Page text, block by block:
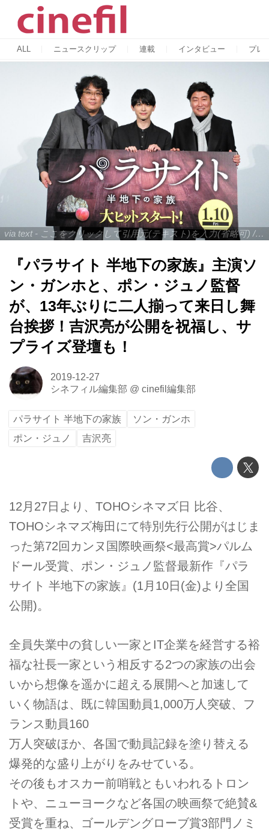
ALL ニュースクリップ 連載 インタビュー プレ
via text - ここをクリックして引用元(テキスト)を入力(省略可) / site.to.link.com - ここをクリックして引用元を入力(省略可)
『パラサイト 半地下の家族』主演ソ
ン・ガンホと、ポン・ジュノ監督
が、13年ぶりに二人揃って来日し舞
台挨拶！吉沢亮が公開を祝福し、サ
プライズ登壇も！
2019-12-27
シネフィル編集部 @ cinefil編集部
パラサイト 半地下の家族
ソン・ガンホ
ポン・ジュノ
吉沢亮
12月27日より、TOHOシネマズ日 比谷、
TOHOシネマズ梅田にて特別先行公開がはじま
った第72回カンヌ国際映画祭<最高賞>パルム
ドール受賞、ポン・ジュノ監督最新作『パラ
サイト 半地下の家族』(1月10日(金)より全国
公開)。
全員失業中の貧しい一家とIT企業を経営する裕
福な社長一家という相反する2つの家族の出会
いから想像を遥かに超える展開へと加速して
いく物語は、既に韓国動員1,000万人突破、フ
ランス動員160
万人突破ほか、各国で動員記録を塗り替える
爆発的な盛り上がりをみせている。
その後もオスカー前哨戦ともいわれるトロン
トや、ニューヨークなど各国の映画祭で絶賛&
受賞を重ね、ゴールデングローブ賞3部門ノミ